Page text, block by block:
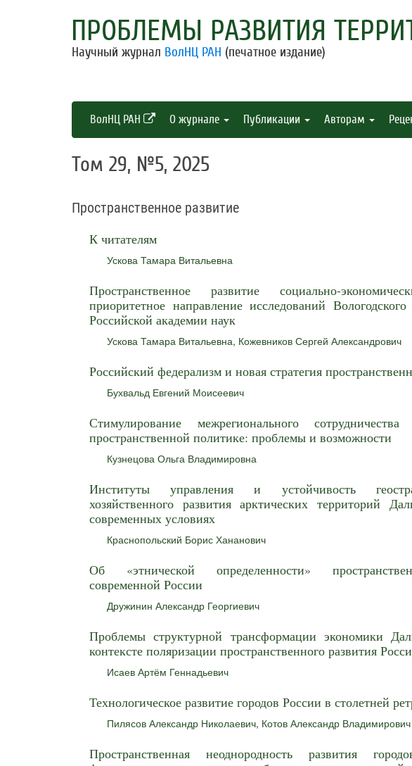
ПРОБЛЕМЫ РАЗВИТИЯ
Научный журнал ВолНЦ РАН (печатное издание)
ВолНЦ РАН О журнале Публикации Авторам
Том 29, №5, 2025
Пространственное развитие
К читателям
Ускова Тамара Витальевна
Пространственное развитие социально-
приоритетное направление исследований
Российской академии наук
Ускова Тамара Витальевна, Кожевников Сергей Александрович
Российский федерализм и новая стратегия
Бухвальд Евгений Моисеевич
Стимулирование межрегионального
пространственной политике: проблемы и возможности
Кузнецова Ольга Владимировна
Институты управления и устойчивость
хозяйственного развития арктических территорий
современных условиях
Краснопольский Борис Хананович
Об «этнической определенности»
современной России
Дружинин Александр Георгиевич
Проблемы структурной трансформации экономики
контексте поляризации пространственного развития
Исаев Артём Геннадьевич
Технологическое развитие городов России в столетней
Пилясов Александр Николаевич, Котов Александр Владимирович
Пространственная неоднородность развития